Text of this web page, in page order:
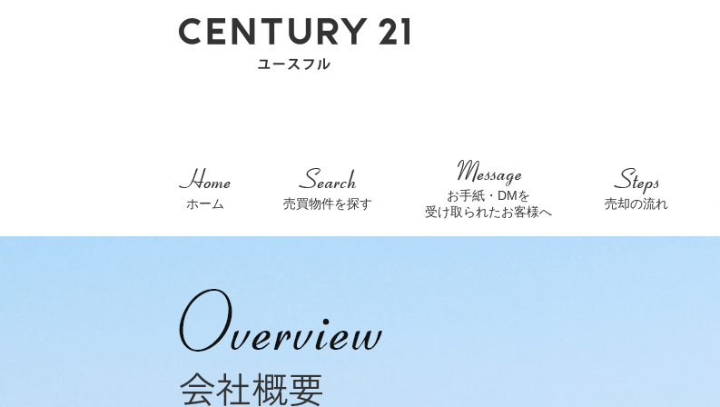
ホーム 売買物件を探す
お手紙・DMを
受け取られたお客様へ
売却の流れ
会社概要